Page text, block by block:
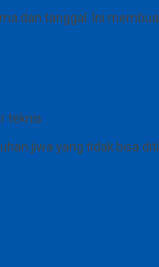
dan tanggal. Ini
teknis.
jiwa yang tidak bisa